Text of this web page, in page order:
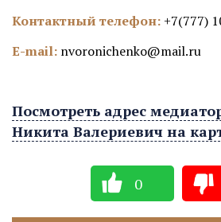
Контактный телефон: +7(777)
E-mail: nvoronichenko@mail.ru
Посмотреть адрес
Никита Валериевич на
0